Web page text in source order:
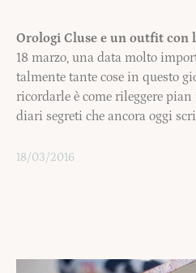
Orologi Cluse e un outfit con
18 marzo, una data molto
talmente tante cose in questo
ricordarle è come rileggere
diari segreti che ancora oggi
18/03/2016